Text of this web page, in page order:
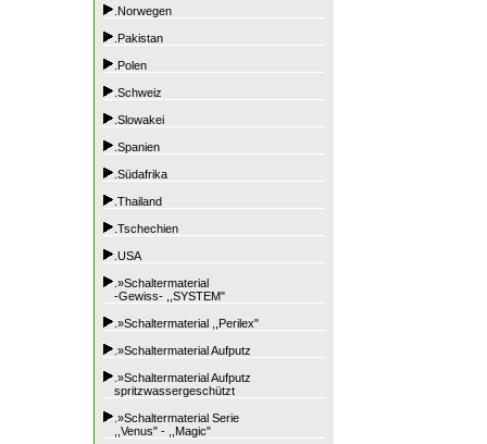
.Norwegen
.Pakistan
.Polen
.Schweiz
.Slowakei
.Spanien
.Südafrika
.Thailand
.Tschechien
.USA
.»Schaltermaterial
-Gewiss- ,,SYSTEM"
.»Schaltermaterial ,,Perilex"
.»Schaltermaterial Aufputz
.»Schaltermaterial Aufputz
spritzwassergeschützt
.»Schaltermaterial Serie
,,Venus" - ,,Magic"